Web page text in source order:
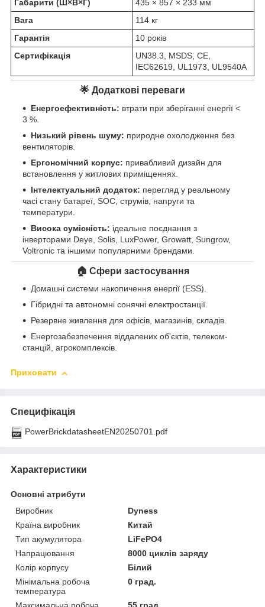
Габарити (Ш×В×Г)
435 × 857 × 233 мм
Вага
114 кг
Гарантія
10 років
Сертифікація
UN38.3, MSDS, CE,
IEC62619, UL1973, UL9540A
🌟 Додаткові переваги
Енергоефективність: втрати при зберіганні енергії <
3 %.
Низький рівень шуму: природне охолодження без
вентиляторів.
Ергономічний корпус: привабливий дизайн для
встановлення у житлових приміщеннях.
Інтелектуальний додаток: перегляд у реальному
часі стану батареї, SOC, струмів, напруги та
температури.
Висока сумісність: ідеальне поєднання з
інверторами Deye, Solis, LuxPower, Growatt, Sungrow,
Voltronic та іншими популярними брендами.
🏠 Сфери застосування
Домашні системи накопичення енергії (ESS).
Гібридні та автономні сонячні електростанції.
Резервне живлення для офісів, магазинів, складів.
Енергозабезпечення віддалених об’єктів, телеком-
станцій, агрокомплексів.
Приховати
Специфікація
PowerBrickdatasheetEN20250701.pdf
Характеристики
Основні атрибути
Виробник
Dyness
Країна виробник
Китай
Тип акумулятора
LiFePO4
Напрацювання
8000 циклів заряду
Колір корпусу
Білий
Мінімальна робоча
температура
0 град.
Максимальна робоча
55 град.